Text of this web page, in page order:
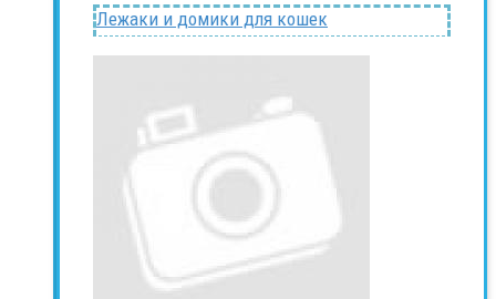
Лежаки и домики для кошек